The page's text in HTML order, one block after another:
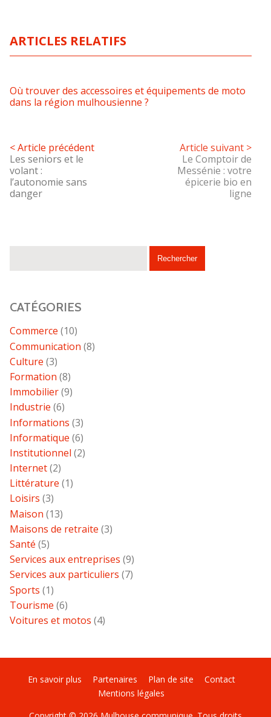
ARTICLES RELATIFS
Où trouver des accessoires et équipements de moto
dans la région mulhousienne ?
< Article précédent
Les seniors et le
volant :
l’autonomie sans
danger
Article suivant >
Le Comptoir de
Messénie : votre
épicerie bio en
ligne
CATÉGORIES
Commerce (10)
Communication (8)
Culture (3)
Formation (8)
Immobilier(9)
Industrie (6)
Informations (3)
Informatique (6)
Institutionnel (2)
Internet(2)
Littérature (1)
Loisirs (3)
Maison (13)
Maisons de retraite (3)
Santé (5)
Services aux entreprises (9)
Services aux particuliers (7)
Sports (1)
Tourisme (6)
Voitures et motos (4)
En savoir plus Partenaires Plan de site
Contact
Mentions légales